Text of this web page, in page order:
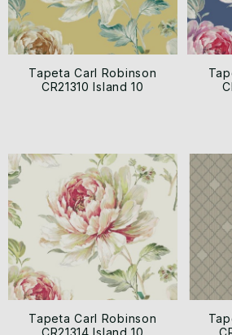
Tapeta Carl Robinson
CR21310 Island 10
Tapeta Carl Robinson